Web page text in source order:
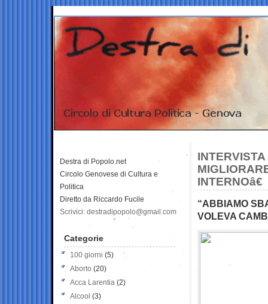
INTERNOâ€
“ABBIAMO
VOLEVA
Destra di Popolo.net
Circolo Genovese di Cultura e
Politica
Diretto da Riccardo Fucile
Scrivici: destradipopolo@gmail.com
Categorie
100 giorni (5)
Aborto (20)
Acca Larentia (2)
Alcool (3)